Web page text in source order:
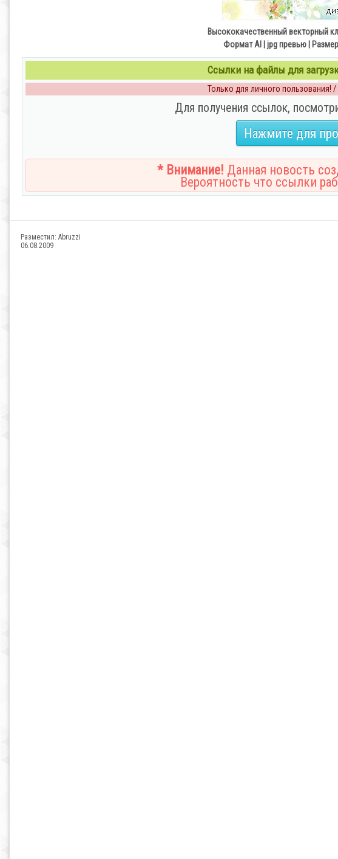
Высококачественный векторный
Формат AI | jpg превью |
Ссылки на файлы для
Только для личного пользования!
Для получения ссылок,
Нажмите для
* Внимание! Данная новость
Вероятность что ссылки
Разместил: Abruzzi
06.08.2009